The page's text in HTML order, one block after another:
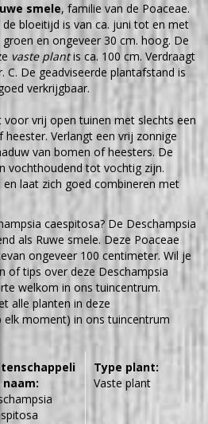
smele, familie van de Poaceae.
bloeitijd is van ca. juni tot en met
en ongeveer 30 cm. hoog. De
vaste plantis ca. 100 cm. Verdraagt
De geadviseerde plantafstand is
verkrijgbaar.
voor vrij open tuinen met slechts een
Verlangt een vrij zonnige
van bomen of heesters. De
vochthoudend tot vochtig zijn.
laat zich goed combineren met
caespitosa? De Deschampsia
als Ruwe smele. Deze Poaceae
ongeveer 100 centimeter. Wil je
of tips over deze Deschampsia
welkom in ons tuincentrum.
alle planten in deze
elk moment) in ons tuincentrum
naam:
Type plant:
Vaste plant